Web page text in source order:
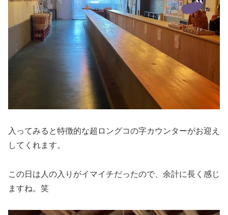
入ってみると特徴的な超ロングコの字カウンターがお迎え
してくれます。
この日は人の入りがイマイチだったので、余計に長く感じ
ますね。笑